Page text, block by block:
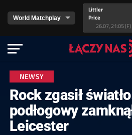
Littler
Price
26.07, 21:05 (F)
NEWSY
Rock zgasił
podłogowy
Leicester